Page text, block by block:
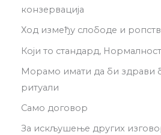
конзервација
Ход између слободе и
Који то стандард,
Морамо имати да би здрави
ритуали
Само договор
За искљушење других